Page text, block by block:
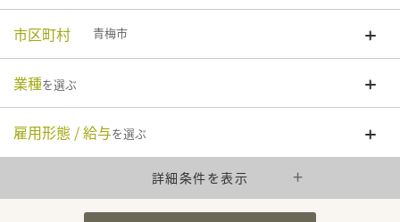
市区町村 青梅市
業種を選ぶ
雇用形態 / 給与を選ぶ
詳細条件を表示